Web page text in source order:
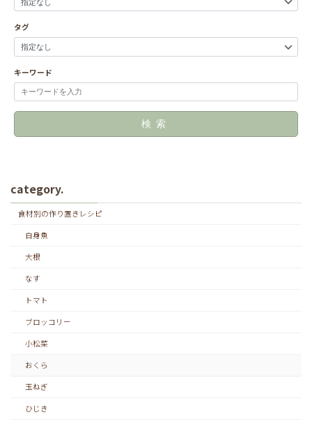
タグ
キーワード
検索
category.
食材別の作り置きレシピ
白身魚
大根
なす
トマト
ブロッコリー
小松菜
おくら
玉ねぎ
ひじき